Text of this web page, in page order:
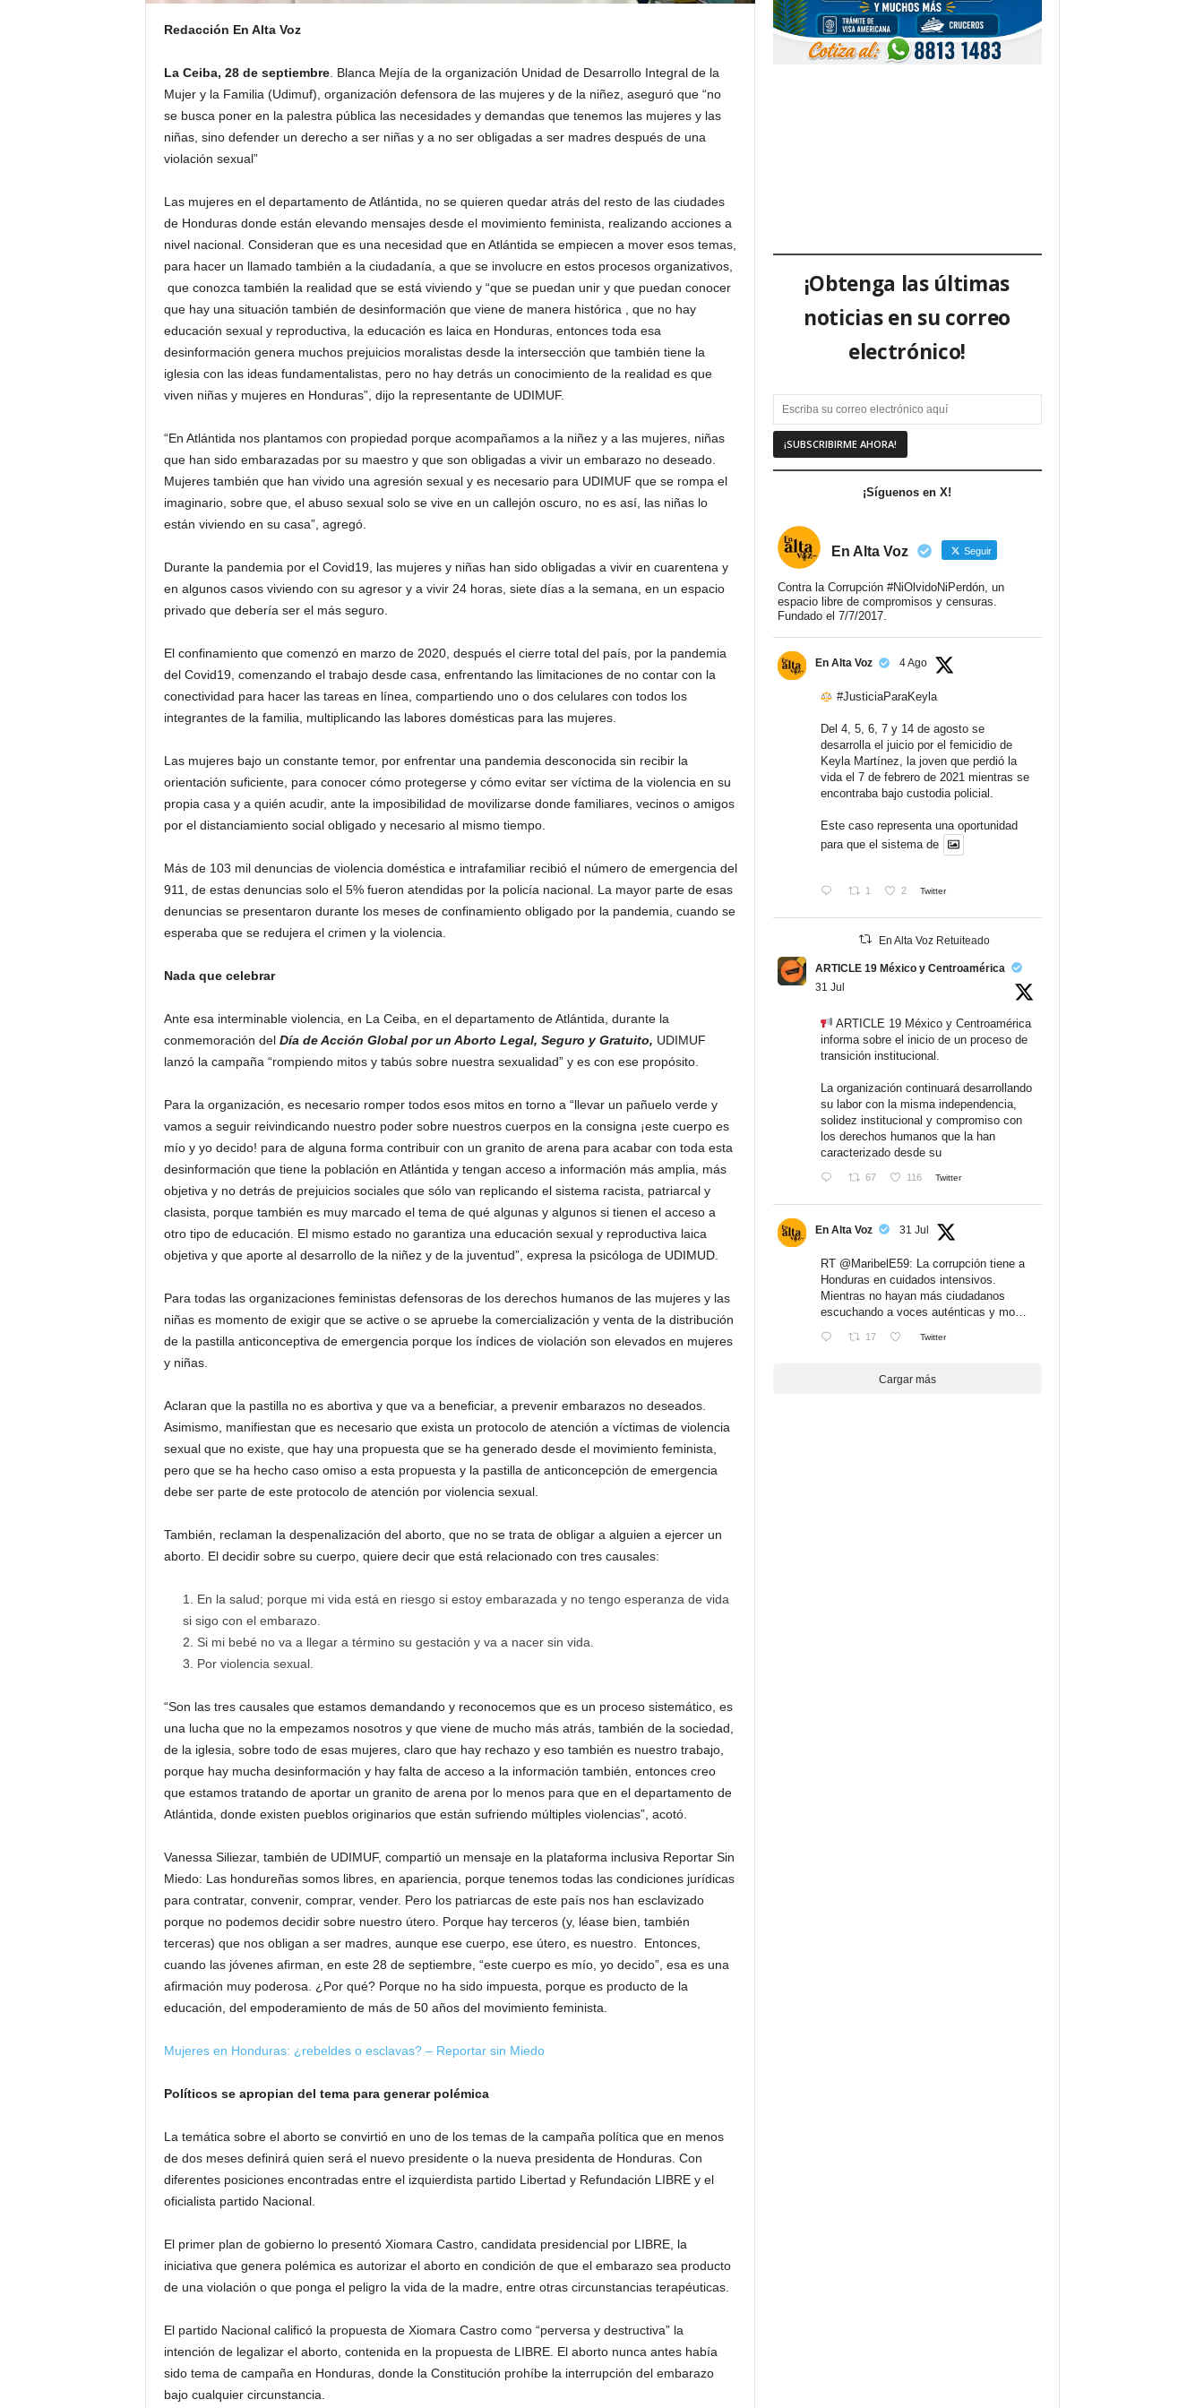
Redacción En Alta Voz
La Ceiba, 28 de septiembre. Blanca Mejía de la organización Unidad de Desarrollo Integral de la
Mujer y la Familia (Udimuf), organización defensora de las mujeres y de la niñez, aseguró que “no
se busca poner en la palestra pública las necesidades y demandas que tenemos las mujeres y las
niñas, sino defender un derecho a ser niñas y a no ser obligadas a ser madres después de una
violación sexual”
Las mujeres en el departamento de Atlántida, no se quieren quedar atrás del resto de las ciudades
de Honduras donde están elevando mensajes desde el movimiento feminista, realizando acciones a
nivel nacional. Consideran que es una necesidad que en Atlántida se empiecen a mover esos temas,
para hacer un llamado también a la ciudadanía, a que se involucre en estos procesos organizativos,
que conozca también la realidad que se está viviendo y “que se puedan unir y que puedan conocer
que hay una situación también de desinformación que viene de manera histórica , que no hay
educación sexual y reproductiva, la educación es laica en Honduras, entonces toda esa
desinformación genera muchos prejuicios moralistas desde la intersección que también tiene la
iglesia con las ideas fundamentalistas, pero no hay detrás un conocimiento de la realidad es que
viven niñas y mujeres en Honduras”, dijo la representante de UDIMUF.
“En Atlántida nos plantamos con propiedad porque acompañamos a la niñez y a las mujeres, niñas
que han sido embarazadas por su maestro y que son obligadas a vivir un embarazo no deseado.
Mujeres también que han vivido una agresión sexual y es necesario para UDIMUF que se rompa el
imaginario, sobre que, el abuso sexual solo se vive en un callejón oscuro, no es así, las niñas lo
están viviendo en su casa”, agregó.
Durante la pandemia por el Covid19, las mujeres y niñas han sido obligadas a vivir en cuarentena y
en algunos casos viviendo con su agresor y a vivir 24 horas, siete días a la semana, en un espacio
privado que debería ser el más seguro.
El confinamiento que comenzó en marzo de 2020, después el cierre total del país, por la pandemia
del Covid19, comenzando el trabajo desde casa, enfrentando las limitaciones de no contar con la
conectividad para hacer las tareas en línea, compartiendo uno o dos celulares con todos los
integrantes de la familia, multiplicando las labores domésticas para las mujeres.
Las mujeres bajo un constante temor, por enfrentar una pandemia desconocida sin recibir la
orientación suficiente, para conocer cómo protegerse y cómo evitar ser víctima de la violencia en su
propia casa y a quién acudir, ante la imposibilidad de movilizarse donde familiares, vecinos o amigos
por el distanciamiento social obligado y necesario al mismo tiempo.
Más de 103 mil denuncias de violencia doméstica e intrafamiliar recibió el número de emergencia del
911, de estas denuncias solo el 5% fueron atendidas por la policía nacional. La mayor parte de esas
denuncias se presentaron durante los meses de confinamiento obligado por la pandemia, cuando se
esperaba que se redujera el crimen y la violencia.
Nada que celebrar
Ante esa interminable violencia, en La Ceiba, en el departamento de Atlántida, durante la
conmemoración del Día de Acción Global por un Aborto Legal, Seguro y Gratuito, UDIMUF
lanzó la campaña “rompiendo mitos y tabús sobre nuestra sexualidad” y es con ese propósito.
Para la organización, es necesario romper todos esos mitos en torno a “llevar un pañuelo verde y
vamos a seguir reivindicando nuestro poder sobre nuestros cuerpos en la consigna ¡este cuerpo es
mío y yo decido! para de alguna forma contribuir con un granito de arena para acabar con toda esta
desinformación que tiene la población en Atlántida y tengan acceso a información más amplia, más
objetiva y no detrás de prejuicios sociales que sólo van replicando el sistema racista, patriarcal y
clasista, porque también es muy marcado el tema de qué algunas y algunos si tienen el acceso a
otro tipo de educación. El mismo estado no garantiza una educación sexual y reproductiva laica
objetiva y que aporte al desarrollo de la niñez y de la juventud”, expresa la psicóloga de UDIMUD.
Para todas las organizaciones feministas defensoras de los derechos humanos de las mujeres y las
niñas es momento de exigir que se active o se apruebe la comercialización y venta de la distribución
de la pastilla anticonceptiva de emergencia porque los índices de violación son elevados en mujeres
y niñas.
Aclaran que la pastilla no es abortiva y que va a beneficiar, a prevenir embarazos no deseados.
Asimismo, manifiestan que es necesario que exista un protocolo de atención a víctimas de violencia
sexual que no existe, que hay una propuesta que se ha generado desde el movimiento feminista,
pero que se ha hecho caso omiso a esta propuesta y la pastilla de anticoncepción de emergencia
debe ser parte de este protocolo de atención por violencia sexual.
También, reclaman la despenalización del aborto, que no se trata de obligar a alguien a ejercer un
aborto. El decidir sobre su cuerpo, quiere decir que está relacionado con tres causales:
En la salud; porque mi vida está en riesgo si estoy embarazada y no tengo esperanza de vida
si sigo con el embarazo.
Si mi bebé no va a llegar a término su gestación y va a nacer sin vida.
Por violencia sexual.
“Son las tres causales que estamos demandando y reconocemos que es un proceso sistemático, es
una lucha que no la empezamos nosotros y que viene de mucho más atrás, también de la sociedad,
de la iglesia, sobre todo de esas mujeres, claro que hay rechazo y eso también es nuestro trabajo,
porque hay mucha desinformación y hay falta de acceso a la información también, entonces creo
que estamos tratando de aportar un granito de arena por lo menos para que en el departamento de
Atlántida, donde existen pueblos originarios que están sufriendo múltiples violencias”, acotó.
Vanessa Siliezar, también de UDIMUF, compartió un mensaje en la plataforma inclusiva Reportar Sin
Miedo: Las hondureñas somos libres, en apariencia, porque tenemos todas las condiciones jurídicas
para contratar, convenir, comprar, vender. Pero los patriarcas de este país nos han esclavizado
porque no podemos decidir sobre nuestro útero. Porque hay terceros (y, léase bien, también
terceras) que nos obligan a ser madres, aunque ese cuerpo, ese útero, es nuestro. Entonces,
cuando las jóvenes afirman, en este 28 de septiembre, “este cuerpo es mío, yo decido”, esa es una
afirmación muy poderosa. ¿Por qué? Porque no ha sido impuesta, porque es producto de la
educación, del empoderamiento de más de 50 años del movimiento feminista.
Mujeres en Honduras: ¿rebeldes o esclavas? – Reportar sin Miedo
Políticos se apropian del tema para generar polémica
La temática sobre el aborto se convirtió en uno de los temas de la campaña política que en menos
de dos meses definirá quien será el nuevo presidente o la nueva presidenta de Honduras. Con
diferentes posiciones encontradas entre el izquierdista partido Libertad y Refundación LIBRE y el
oficialista partido Nacional.
El primer plan de gobierno lo presentó Xiomara Castro, candidata presidencial por LIBRE, la
iniciativa que genera polémica es autorizar el aborto en condición de que el embarazo sea producto
de una violación o que ponga el peligro la vida de la madre, entre otras circunstancias terapéuticas.
El partido Nacional calificó la propuesta de Xiomara Castro como “perversa y destructiva” la
intención de legalizar el aborto, contenida en la propuesta de LIBRE. El aborto nunca antes había
sido tema de campaña en Honduras, donde la Constitución prohíbe la interrupción del embarazo
bajo cualquier circunstancia.
¡Obtenga las últimas
noticias en su correo
electrónico!
¡Síguenos en X!
En Alta Voz Seguir
Contra la Corrupción #NiOlvidoNiPerdón, un
espacio libre de compromisos y censuras.
Fundado el 7/7/2017.
En Alta Voz 4 Ago
#JusticiaParaKeyla
Del 4, 5, 6, 7 y 14 de agosto se
desarrolla el juicio por el femicidio de
Keyla Martínez, la joven que perdió la
vida el 7 de febrero de 2021 mientras se
encontraba bajo custodia policial.
Este caso representa una oportunidad
para que el sistema de
1 2 Twitter
En Alta Voz Retuiteado
ARTICLE 19 México y Centroamérica
31 Jul
ARTICLE 19 México y Centroamérica
informa sobre el inicio de un proceso de
transición institucional.
La organización continuará desarrollando
su labor con la misma independencia,
solidez institucional y compromiso con
los derechos humanos que la han
caracterizado desde su
67 116 Twitter
En Alta Voz 31 Jul
RT @MaribelE59: La corrupción tiene a
Honduras en cuidados intensivos.
Mientras no hayan más ciudadanos
escuchando a voces auténticas y mo…
17 Twitter
Cargar más